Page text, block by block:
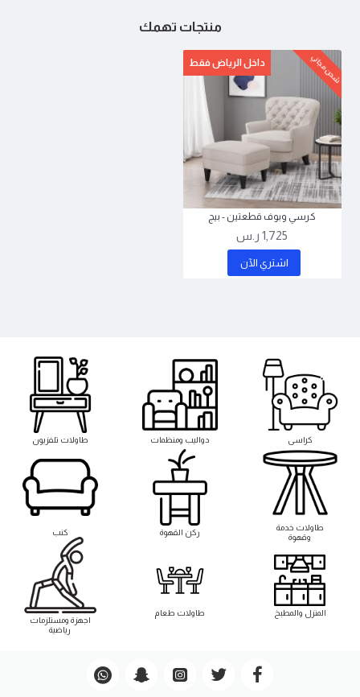
منتجات تهمك
شحن مجاني داخل الرياض فقط
كرسي وبوف قطعتين - بيج
1,725 ر.س
اشتري اﻵن
كراسى دواليب ومنظمات طاولات تلفزيون
طاوﻻت خدمة
وقهوة
ركن القهوة كنب
المنزل والمطبخ
طاوﻻت طعام
اجهزة ومستلزمات
رياضية